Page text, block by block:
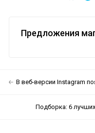
Предложения
В веб-версии Instagram
Подборка: 6